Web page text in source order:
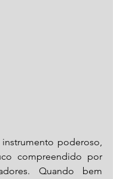
poderoso,
compreendido por
Quando bem